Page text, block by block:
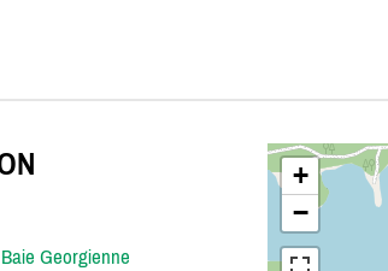
+
−
Georgienne